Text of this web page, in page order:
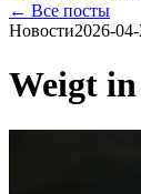
← Все посты
Новости2026-
Weigt in